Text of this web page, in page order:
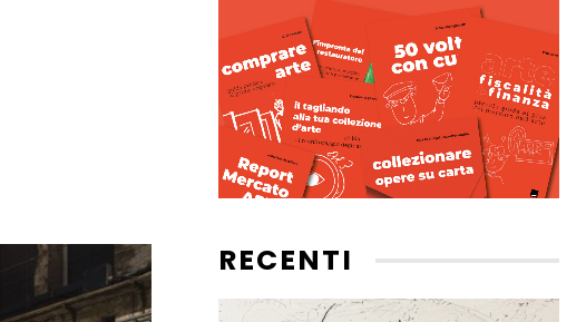
RECENTI